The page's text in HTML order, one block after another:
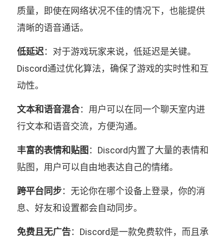
质量，即使在网络状况不佳的情况下，也能提供
清晰的语音通话。
低延迟：对于游戏玩家来说，低延迟是关键。
Discord通过优化算法，确保了游戏的实时性和互
动性。
文本和语音混合：用户可以在同一个聊天室内进
行文本和语音交流，方便沟通。
丰富的表情和贴图 ：Discord内置了大量的表情和
贴图，用户可以自由地表达自己的情绪。
跨平台同步：无论你在哪个设备上登录，你的消
息、好友和设置都会自动同步。
免费且无广告：Discord是一款免费软件，而且承